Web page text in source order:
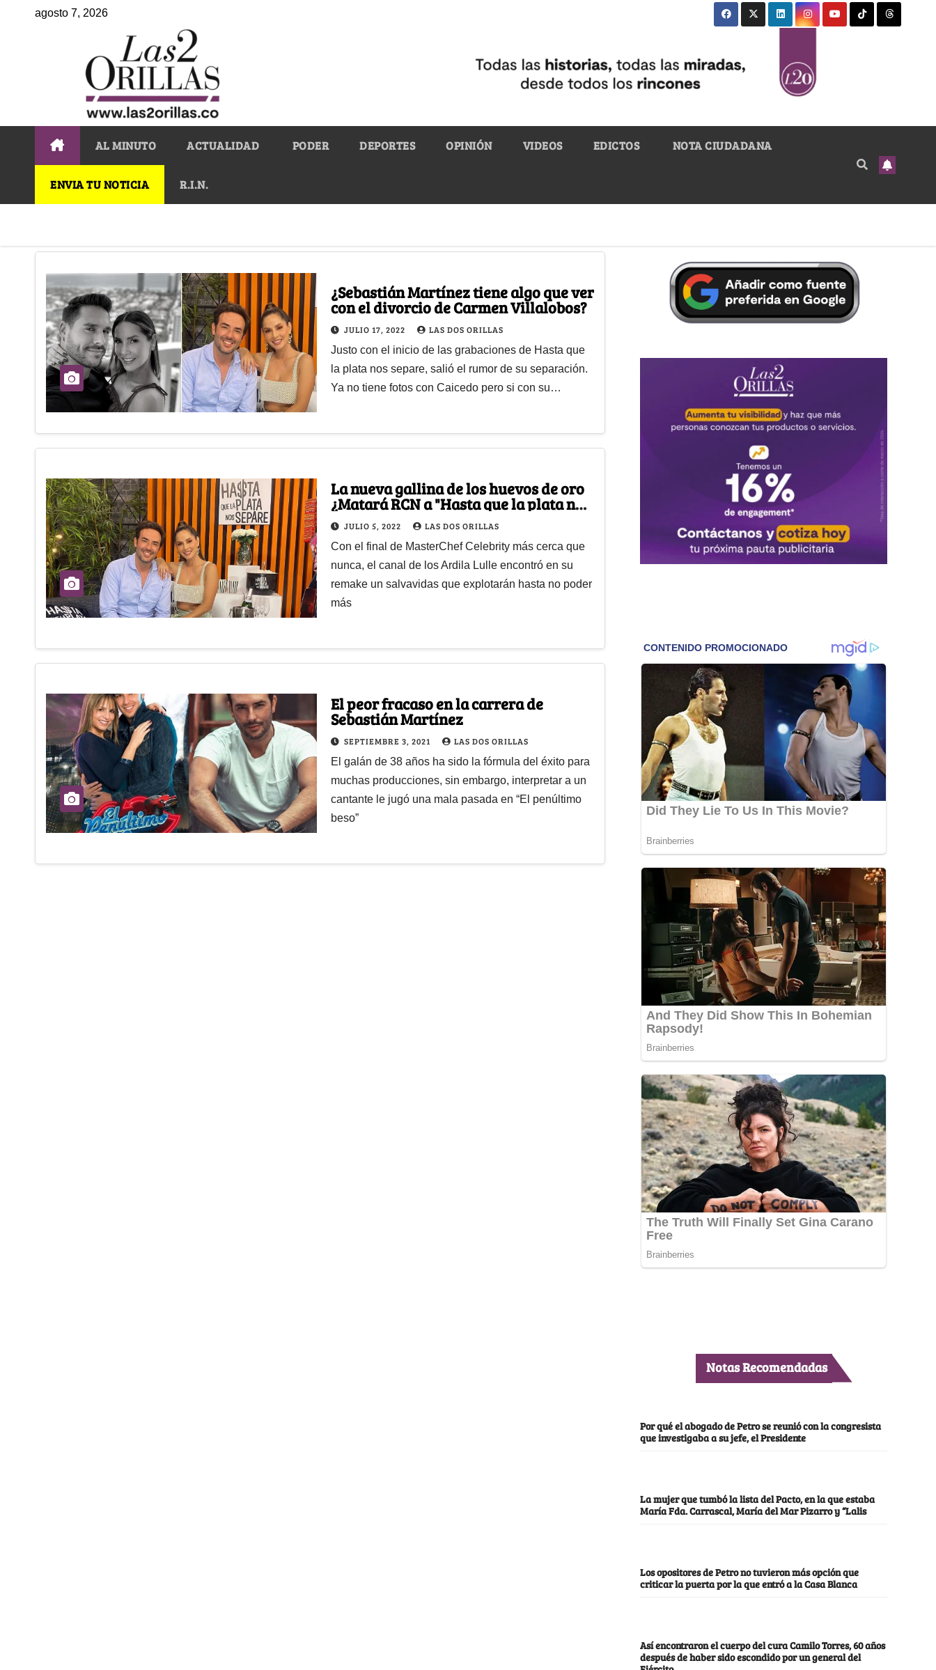
agosto 7, 2026
AL MINUTO ACTUALIDAD PODER DEPORTES OPINIÓN VIDEOS EDICTOS NOTA CIUDADANA
ENVIA TU NOTICIA R.I.N.
¿Sebastián Martínez tiene algo que ver
con el divorcio de Carmen Villalobos?
JULIO 17, 2022 LAS DOS ORILLAS
Justo con el inicio de las grabaciones de Hasta que
la plata nos separe, salió el rumor de su separación.
Ya no tiene fotos con Caicedo pero si con su…
La nueva gallina de los huevos de oro
¿Matará RCN a "Hasta que la plata nos
separe"?
JULIO 5, 2022 LAS DOS ORILLAS
Con el final de MasterChef Celebrity más cerca que
nunca, el canal de los Ardila Lulle encontró en su
remake un salvavidas que explotarán hasta no poder
más
El peor fracaso en la carrera de
Sebastián Martínez
SEPTIEMBRE 3, 2021 LAS DOS ORILLAS
El galán de 38 años ha sido la fórmula del éxito para
muchas producciones, sin embargo, interpretar a un
cantante le jugó una mala pasada en “El penúltimo
beso”
Notas Recomendadas
Por qué el abogado de Petro se reunió con la congresista
que investigaba a su jefe, el Presidente
La mujer que tumbó la lista del Pacto, en la que estaba
María Fda. Carrascal, María del Mar Pizarro y “Lalis
Los opositores de Petro no tuvieron más opción que
criticar la puerta por la que entró a la Casa Blanca
Así encontraron el cuerpo del cura Camilo Torres, 60 años
después de haber sido escondido por un general del